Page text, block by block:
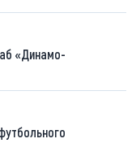
«Динамо-